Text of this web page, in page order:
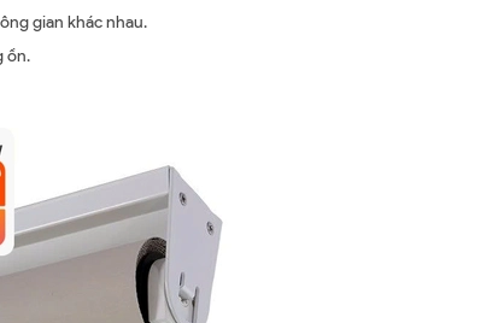
gian khác nhau.
ồn.